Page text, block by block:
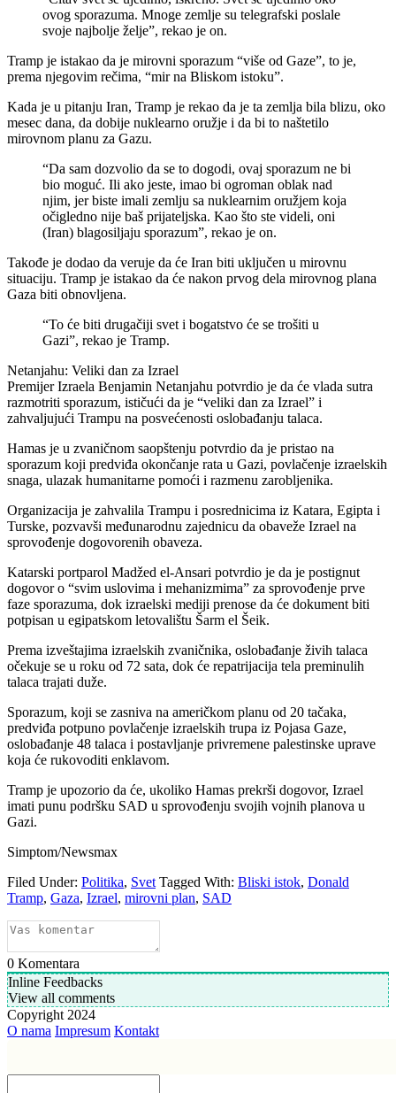
ovog sporazuma. Mnoge zemlje su telegrafski poslale
svoje najbolje želje”, rekao je on.
Tramp je istakao da je mirovni sporazum “više od Gaze”, to je,
prema njegovim rečima, “mir na Bliskom istoku”.
Kada je u pitanju Iran, Tramp je rekao da je ta zemlja bila blizu, oko
mesec dana, da dobije nuklearno oružje i da bi to naštetilo
mirovnom planu za Gazu.
“Da sam dozvolio da se to dogodi, ovaj sporazum ne bi
bio moguć. Ili ako jeste, imao bi ogroman oblak nad
njim, jer biste imali zemlju sa nuklearnim oružjem koja
očigledno nije baš prijateljska. Kao što ste videli, oni
(Iran) blagosiljaju sporazum”, rekao je on.
Takođe je dodao da veruje da će Iran biti uključen u mirovnu
situaciju. Tramp je istakao da će nakon prvog dela mirovnog plana
Gaza biti obnovljena.
“To će biti drugačiji svet i bogatstvo će se trošiti u
Gazi”, rekao je Tramp.
Netanjahu: Veliki dan za Izrael
Premijer Izraela Benjamin Netanjahu potvrdio je da će vlada sutra
razmotriti sporazum, ističući da je “veliki dan za Izrael” i
zahvaljujući Trampu na posvećenosti oslobađanju talaca.
Hamas je u zvaničnom saopštenju potvrdio da je pristao na
sporazum koji predviđa okončanje rata u Gazi, povlačenje izraelskih
snaga, ulazak humanitarne pomoći i razmenu zarobljenika.
Organizacija je zahvalila Trampu i posrednicima iz Katara, Egipta i
Turske, pozvavši međunarodnu zajednicu da obaveže Izrael na
sprovođenje dogovorenih obaveza.
Katarski portparol Madžed el-Ansari potvrdio je da je postignut
dogovor o “svim uslovima i mehanizmima” za sprovođenje prve
faze sporazuma, dok izraelski mediji prenose da će dokument biti
potpisan u egipatskom letovalištu Šarm el Šeik.
Prema izveštajima izraelskih zvaničnika, oslobađanje živih talaca
očekuje se u roku od 72 sata, dok će repatrijacija tela preminulih
talaca trajati duže.
Sporazum, koji se zasniva na američkom planu od 20 tačaka,
predviđa potpuno povlačenje izraelskih trupa iz Pojasa Gaze,
oslobađanje 48 talaca i postavljanje privremene palestinske uprave
koja će rukovoditi enklavom.
Tramp je upozorio da će, ukoliko Hamas prekrši dogovor, Izrael
imati punu podršku SAD u sprovođenju svojih vojnih planova u
Gazi.
Simptom/Newsmax
Filed Under: Politika, Svet Tagged With: Bliski istok, Donald
Tramp, Gaza, Izrael, mirovni plan, SAD
0 Komentara
Inline Feedbacks
View all comments
Copyright 2024
O nama Impresum Kontakt